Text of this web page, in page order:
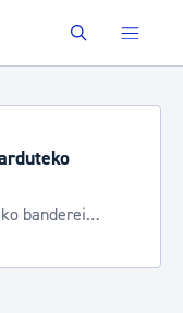
Buscar
banderei